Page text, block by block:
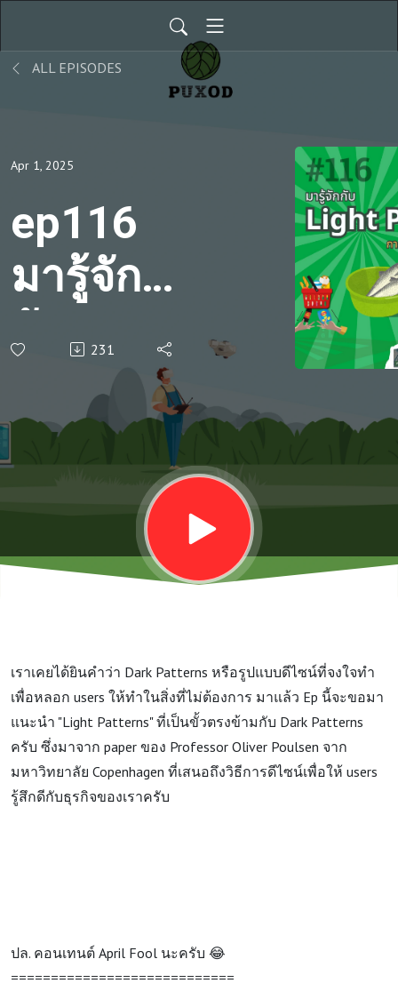
ALL EPISODES
Apr 1, 2025
ep116
มารู้จัก
กับ Light
Patterns
กันดีกว่า
- รูปแบบ
ดีไซน์ที่
ตรงข้าม
Patterns
231
เราเคยได้ยินคำว่า Dark Patterns หรือรูปแบบดีไซน์ที่จงใจทำ
เพื่อหลอก users ให้ทำในสิ่งที่ไม่ต้องการ มาแล้ว Ep นี้จะขอมา
แนะนำ "Light Patterns" ที่เป็นขั้วตรงข้ามกับ Dark Patterns
ครับ ซึ่งมาจาก paper ของ Professor Oliver Poulsen จาก
มหาวิทยาลัย Copenhagen ที่เสนอถึงวิธีการดีไซน์เพื่อให้ users
รู้สึกดีกับธุรกิจของเราครับ
ปล. คอนเทนต์ April Fool นะครับ 😂
============================